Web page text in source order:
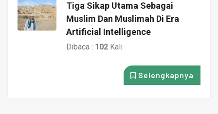
Tiga Sikap Utama Sebagai
Muslim Dan Muslimah Di Era
Artificial Intelligence
Dibaca : 102 Kali
Selengkapnya